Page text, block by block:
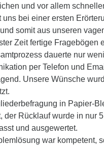
und vor allem
uns bei einer ersten
somit aus unseren
Zeit fertige Fragebögen
dauerte nur
per Telefon und
Unsere Wünsche
in Papier-
der Rücklauf wurde in nur
und ausgewertet.
war kompetent,